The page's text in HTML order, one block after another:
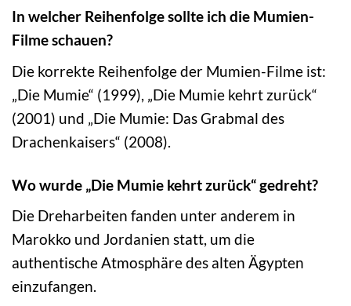
In welcher Reihenfolge sollte ich die Mumien-
Filme schauen?
Die korrekte Reihenfolge der Mumien-Filme ist:
„Die Mumie“ (1999), „Die Mumie kehrt zurück“
(2001) und „Die Mumie: Das Grabmal des
Drachenkaisers“ (2008).
Wo wurde „Die Mumie kehrt zurück“ gedreht?
Die Dreharbeiten fanden unter anderem in
Marokko und Jordanien statt, um die
authentische Atmosphäre des alten Ägypten
einzufangen.